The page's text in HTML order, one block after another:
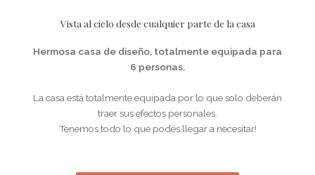
Vista al cielo desde cualquier parte de la casa
Hermosa casa de diseño, totalmente equipada para
6 personas.
La casa está totalmente equipada por lo que solo deberán
traer sus efectos personales.
Tenemos todo lo que podés llegar a necesitar!